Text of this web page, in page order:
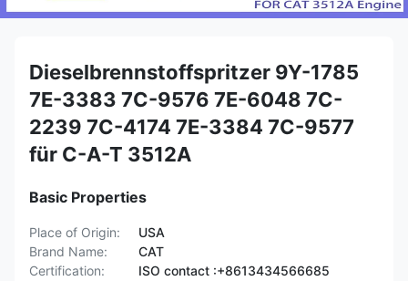
Dieselbrennstoffspritzer 9Y-1785
7E-3383 7C-9576 7E-6048 7C-
2239 7C-4174 7E-3384 7C-9577
für C-A-T 3512A
Basic Properties
Place of Origin:
USA
Brand Name:
CAT
Certification:
ISO contact :+8613434566685